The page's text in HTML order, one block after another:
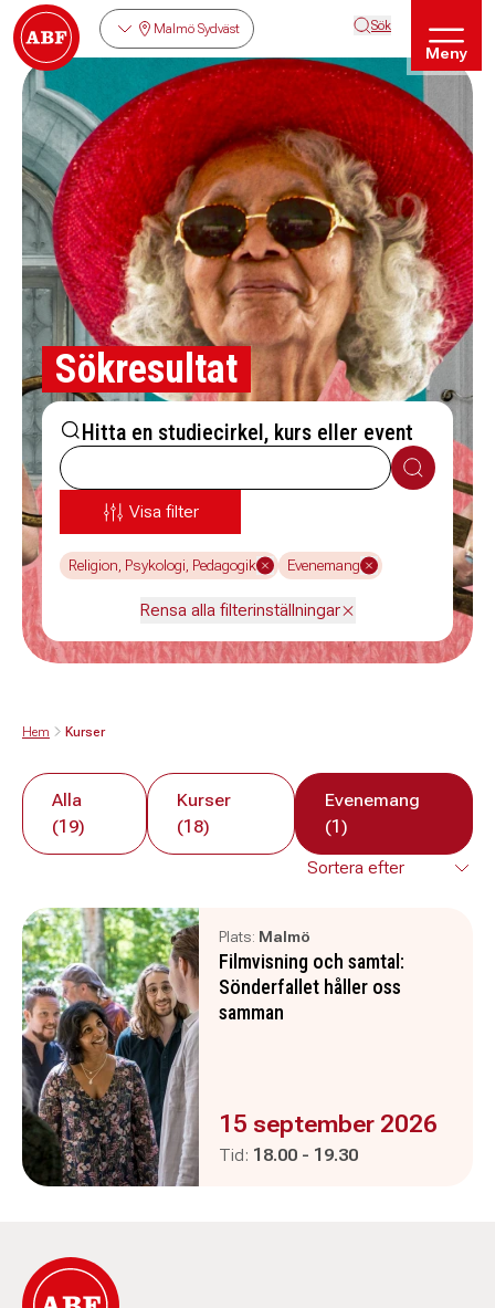
Malmö Sydväst Sök
Meny
Sökresultat
Hitta en studiecirkel, kurs eller event
Sök
Visa filter
Religion, Psykologi, Pedagogik Evenemang
Rensa alla filterinställningar
Hem Kurser
Alla
(19)
Kurser
(18)
Evenemang
(1)
Plats: Malmö
Filmvisning och samtal:
Sönderfallet håller oss
samman
Evenemanget är :
15 september 2026
Tid: Pågår mellan
18.00 - och
19.30